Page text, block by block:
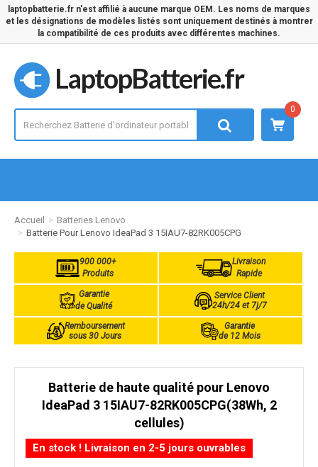
laptopbatterie.fr n'est affilié à aucune marque OEM. Les noms de marques
et les désignations de modèles listés sont uniquement destinés à montrer
la compatibilité de ces produits avec différentes machines.
LaptopBatterie.fr
0
Accueil
Batteries Lenovo
Batterie Pour Lenovo IdeaPad 3 15IAU7-82RK005CPG
900 000+
Produits
Livraison
Rapide
Garantie
de Qualité
Service Client
24h/24 et 7j/7
Remboursement
sous 30 Jours
Garantie
de 12 Mois
Batterie de haute qualité pour Lenovo
IdeaPad 3 15IAU7-82RK005CPG(38Wh, 2
cellules)
En stock ! Livraison en 2-5 jours ouvrables